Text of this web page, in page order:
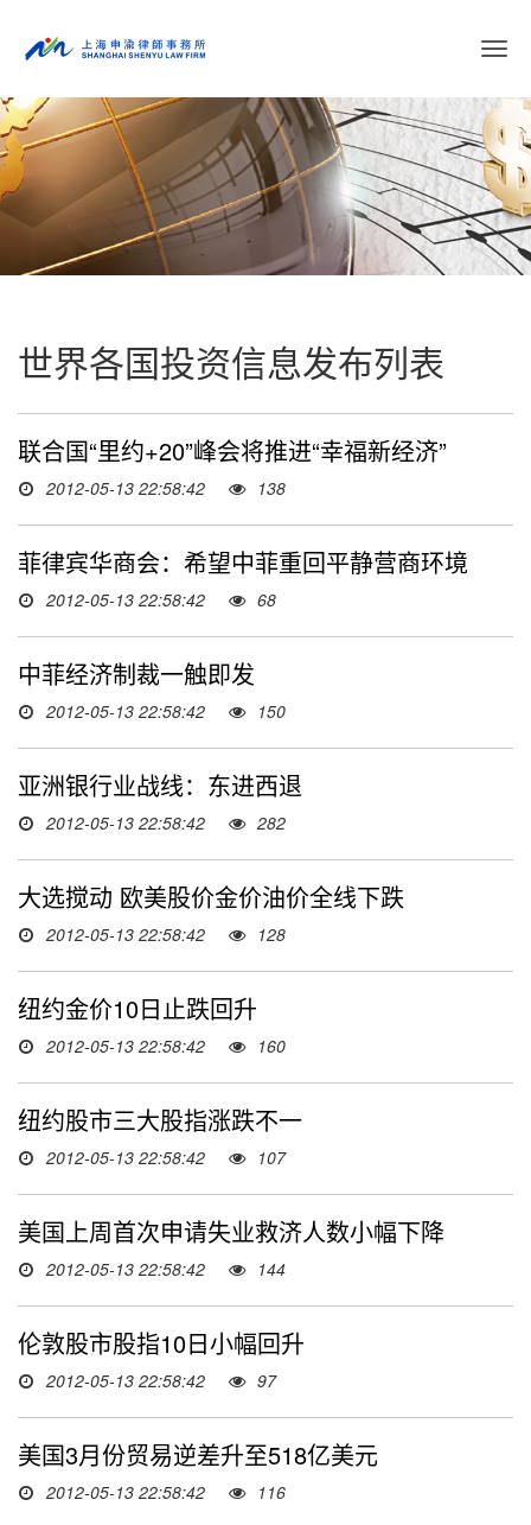
切
导
航
世界各国投资信息发布列表
联合国“里约+20”峰会将推进“幸福新经济”
2012-05-13 22:58:42 138
菲律宾华商会：希望中菲重回平静营商环境
2012-05-13 22:58:42 68
中菲经济制裁一触即发
2012-05-13 22:58:42 150
亚洲银行业战线：东进西退
2012-05-13 22:58:42 282
大选搅动 欧美股价金价油价全线下跌
2012-05-13 22:58:42 128
纽约金价10日止跌回升
2012-05-13 22:58:42 160
纽约股市三大股指涨跌不一
2012-05-13 22:58:42 107
美国上周首次申请失业救济人数小幅下降
2012-05-13 22:58:42 144
伦敦股市股指10日小幅回升
2012-05-13 22:58:42 97
美国3月份贸易逆差升至518亿美元
2012-05-13 22:58:42 116